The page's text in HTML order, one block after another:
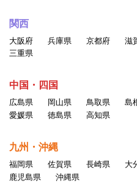
関西
大阪府 兵庫県 京都府 滋
三重県
中国・四国
広島県 岡山県 鳥取県 島
愛媛県
徳島県 高知県
九州・沖縄
福岡県 佐賀県 長崎県 大
鹿児島県
沖縄県